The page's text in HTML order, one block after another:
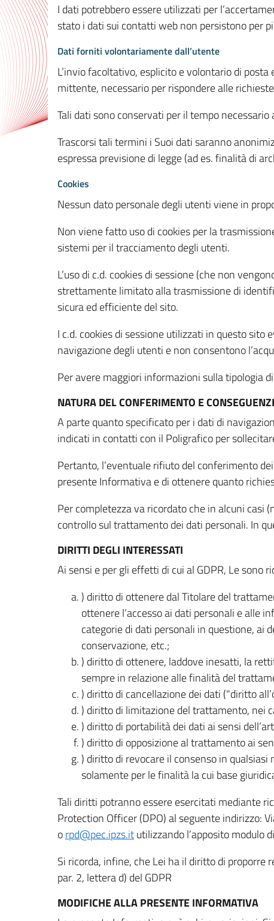
I dati potrebbero essere utilizzati per
stato i dati sui contatti web non persistono per
Dati forniti volontariamente dall’utente
L’invio facoltativo, esplicito e volontario di
mittente, necessario per rispondere alle
Tali dati sono conservati per il tempo
Trascorsi tali termini i Suoi dati saranno
espressa previsione di legge (ad es. finalità di
Cookies
Nessun dato personale degli utenti viene in
Non viene fatto uso di cookies per la
sistemi per il tracciamento degli utenti.
L’uso di c.d. cookies di sessione (che non
strettamente limitato alla trasmissione di
sicura ed efficiente del sito.
I c.d. cookies di sessione utilizzati in questo
navigazione degli utenti e non consentono
Per avere maggiori informazioni sulla tipologia
NATURA DEL CONFERIMENTO E
A parte quanto specificato per i dati di
indicati in contatti con il Poligrafico per
Pertanto, l’eventuale rifiuto del conferimento
presente Informativa e di ottenere quanto
Per completezza va ricordato che in alcuni casi
controllo sul trattamento dei dati personali. In
DIRITTI DEGLI INTERESSATI
Ai sensi e per gli effetti di cui al GDPR, Le
) diritto di ottenere dal Titolare del
ottenere l’accesso ai dati personali e alle
categorie di dati personali in questione, ai
conservazione, etc.;
) diritto di ottenere, laddove inesatti, la
sempre in relazione alle finalità del
) diritto di cancellazione dei dati ("diritto
) diritto di limitazione del trattamento, nei
) diritto di portabilità dei dati ai sensi
) diritto di opposizione al trattamento ai
) diritto di revocare il consenso in
solamente per le finalità la cui base
Tali diritti potranno essere esercitati mediante
Protection Officer (DPO) al seguente indirizzo:
orpd@pec.ipzs.itutilizzando l’apposito modulo
Si ricorda, infine, che Lei ha il diritto di proporre
par. 2, lettera d) del GDPR
MODIFICHE ALLA PRESENTE INFORMATIVA